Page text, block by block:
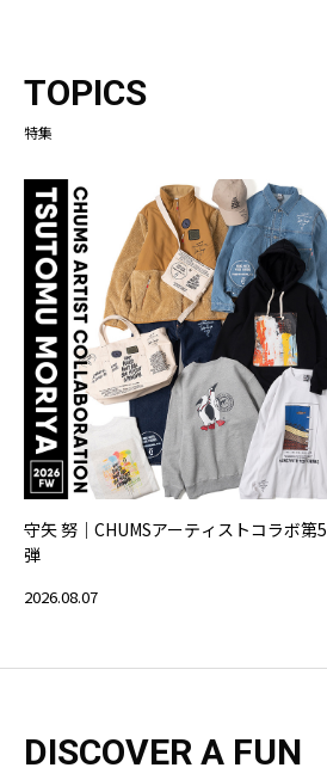
TOPICS
特集
守矢 努｜CHUMSアーティストコラボ第5
弾
2026.08.07
DISCOVER A FUN